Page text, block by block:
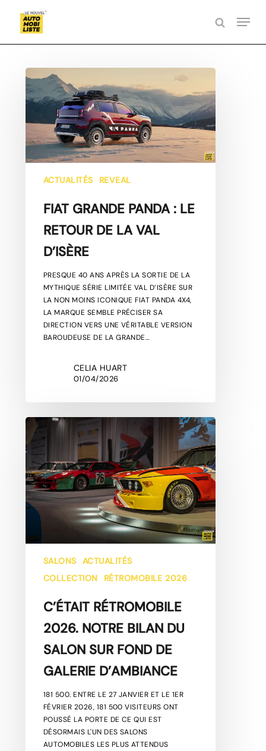
CONTENT
SEARCH
MENU
FIAT
GRANDE
PANDA
LE
RETOUR
DE
LA
D’ISÈREACTUALITÉS REVEAL
FIAT GRANDE PANDA : LE
RETOUR DE LA VAL
D’ISÈRE
PRESQUE 40 ANS APRÈS LA SORTIE DE LA
MYTHIQUE SÉRIE LIMITÉE VAL D’ISÈRE SUR
LA NON MOINS ICONIQUE FIAT PANDA 4X4,
LA MARQUE SEMBLE PRÉCISER SA
DIRECTION VERS UNE VÉRITABLE VERSION
BAROUDEUSE DE LA GRANDE…
CELIA HUART
01/04/2026
C’ÉTAIT
RÉTROMOBILE
2026.
NOTRE
BILAN
DU
SALON
SUR
FOND
DE
D’AMBIANCE
SALONS
ACTUALITÉS
COLLECTION
RÉTROMOBILE 2026
C’ÉTAIT RÉTROMOBILE
2026. NOTRE BILAN DU
SALON SUR FOND DE
GALERIE D’AMBIANCE
181 500. ENTRE LE 27 JANVIER ET LE 1ER
FÉVRIER 2026, 181 500 VISITEURS ONT
POUSSÉ LA PORTE DE CE QUI EST
DÉSORMAIS L'UN DES SALONS
AUTOMOBILES LES PLUS ATTENDUS
MENU